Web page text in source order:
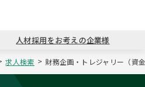
戻る
戻る
戻る
戻る
戻る
人材採用をお考えの企業様
求人検索 財務企画・トレジャリー（資